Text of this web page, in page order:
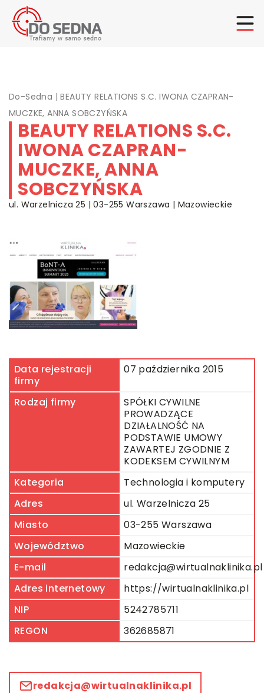
Do-Sedna |BEAUTY RELATIONS S.C. IWONA CZAPRAN-
MUCZKE, ANNA SOBCZYŃSKA
BEAUTY RELATIONS S.C.
IWONA CZAPRAN-
MUCZKE, ANNA
SOBCZYŃSKA
ul. Warzelnicza 25 | 03-255 Warszawa | Mazowieckie
Data rejestracji
firmy
07 października 2015
Rodzaj firmy
SPÓŁKI CYWILNE
PROWADZĄCE
DZIAŁALNOŚĆ NA
PODSTAWIE UMOWY
ZAWARTEJ ZGODNIE Z
KODEKSEM CYWILNYM
Kategoria
Technologia i komputery
Adres
ul. Warzelnicza 25
Miasto
03-255 Warszawa
Województwo
Mazowieckie
E-mail
redakcja@wirtualnaklinika.pl
Adres internetowy
https://wirtualnaklinika.pl
NIP
5242785711
REGON
362685871
redakcja@wirtualnaklinika.pl